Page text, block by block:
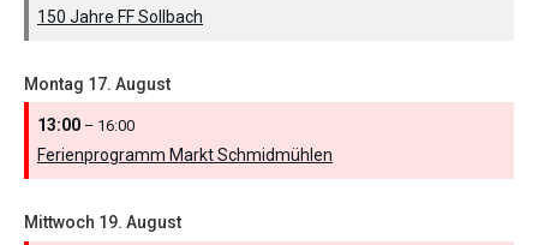
150 Jahre FF Sollbach
Montag 17. August
13:00 – 16:00
Ferienprogramm Markt Schmidmühlen
Mittwoch 19. August